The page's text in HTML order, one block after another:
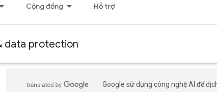
Cộng đồng Hỗ trợ
data protection
Google sử dụng công nghệ AI để